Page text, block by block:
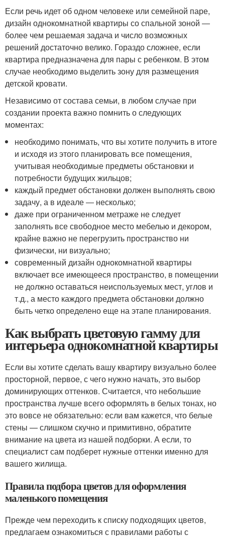
Если речь идет об одном человеке или семейной паре,
дизайн однокомнатной квартиры со спальной зоной ―
более чем решаемая задача и число возможных
решений достаточно велико. Гораздо сложнее, если
квартира предназначена для пары с ребенком. В этом
случае необходимо выделить зону для размещения
детской кровати.
Независимо от состава семьи, в любом случае при
создании проекта важно помнить о следующих
моментах:
необходимо понимать, что вы хотите получить в итоге
и исходя из этого планировать все помещения,
учитывая необходимые предметы обстановки и
потребности будущих жильцов;
каждый предмет обстановки должен выполнять свою
задачу, а в идеале ― несколько;
даже при ограниченном метраже не следует
заполнять все свободное место мебелью и декором,
крайне важно не перегрузить пространство ни
физически, ни визуально;
современный дизайн однокомнатной квартиры
включает все имеющееся пространство, в помещении
не должно оставаться неиспользуемых мест, углов и
т.д., а место каждого предмета обстановки должно
быть четко определено еще на этапе планирования.
Как выбрать цветовую гамму для
интерьера однокомнатной квартиры
Если вы хотите сделать вашу квартиру визуально более
просторной, первое, с чего нужно начать, это выбор
доминирующих оттенков. Считается, что небольшие
пространства лучше всего оформлять в белых тонах, но
это вовсе не обязательно: если вам кажется, что белые
стены — слишком скучно и примитивно, обратите
внимание на цвета из нашей подборки. А если, то
специалист сам подберет нужные оттенки именно для
вашего жилища.
Правила подбора цветов для оформления
маленького помещения
Прежде чем переходить к списку подходящих цветов,
предлагаем ознакомиться с правилами работы с